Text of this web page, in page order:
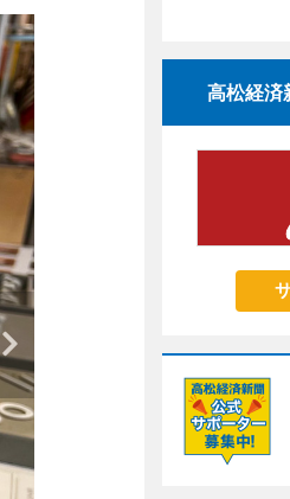
高松経済